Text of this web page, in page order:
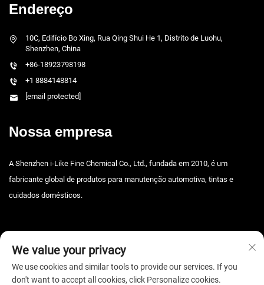
Endereço
10C, Edifício Bo Xing, Rua Qing Shui He 1, Distrito de Luohu,
Shenzhen, China
+86-18923798198
+1 8884148814
[email protected]
Nossa empresa
A Shenzhen i-Like Fine Chemical Co., Ltd., fundada em 2010, é um
fabricante global de produtos para manutenção automotiva, tintas e
cuidados domésticos.
Direitos autorais © 2025 Shenzhen i-Like Fine Chemical Co., Ltd. Todos os
We value your privacy
We use cookies and similar tools to provide our services. If you
don't want to accept all cookies, click Personalize cookies.